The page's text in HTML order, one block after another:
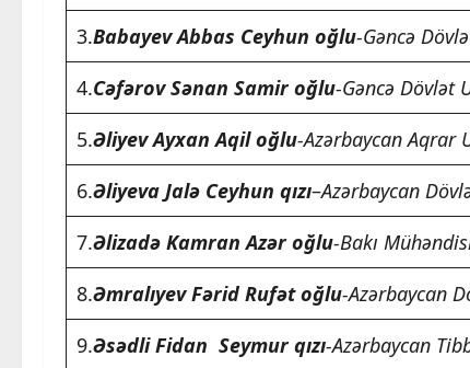
3.Babayev Abbas Ceyhun oğlu-Gəncə
4.Cəfərov Sənan Samir oğlu-Gəncə Dövlət
5.Əliyev Ayxan Aqil oğlu-Azərbaycan Aqrar
6.Əliyeva Jalə Ceyhun qızı–Azərbaycan
7.Əlizadə Kamran Azər oğlu-Bakı
8.Əmralıyev Fərid Rufət oğlu-Azərbaycan
9.Əsədli Fidan Seymur qızı-Azərbaycan